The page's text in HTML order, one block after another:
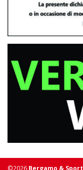
©2026 Bergamo & Sport